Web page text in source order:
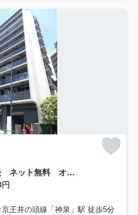
BluRock青葉台 ペット相談 ネット無料 オートロック
京王井の頭線「神泉」駅 徒歩5分